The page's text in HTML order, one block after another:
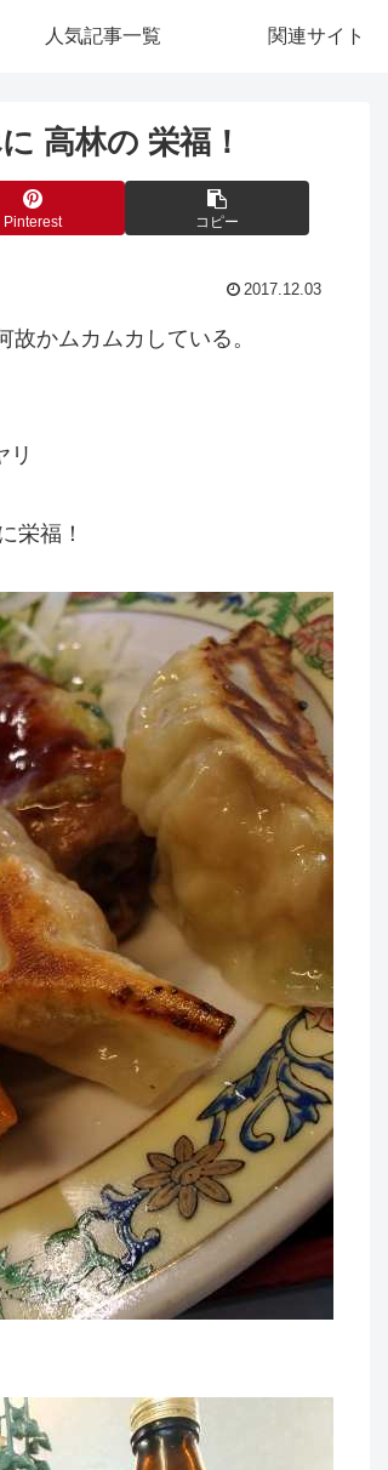
人気記事一覧 関連サイト
高林の 栄福！
Pinterest コピー
2017.12.03
かムカムカしている。
リ
栄福！